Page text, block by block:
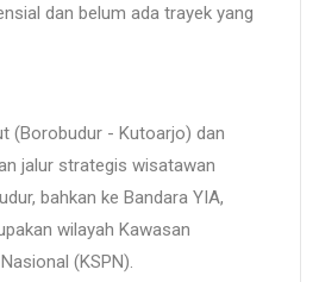
dan belum ada trayek yang
(Borobudur - Kutoarjo) dan
jalur strategis wisatawan
bahkan ke Bandara YIA,
wilayah Kawasan
(KSPN).